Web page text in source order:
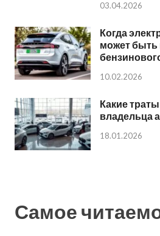
03.04.2026
Когда
может быть
10.02.2026
Какие
владельца
18.01.2026
Самое